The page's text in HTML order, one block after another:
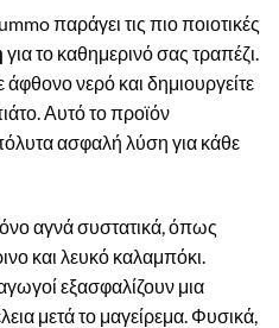
παράγει τις πιο ποιοτικές
για το καθημερινό σας τραπέζι.
άφθονο νερό και δημιουργείτε
Αυτό το προϊόν
ασφαλή λύση για κάθε
αγνά συστατικά, όπως
και λευκό καλαμπόκι.
εξασφαλίζουν μια
μετά το μαγείρεμα. Φυσικά,